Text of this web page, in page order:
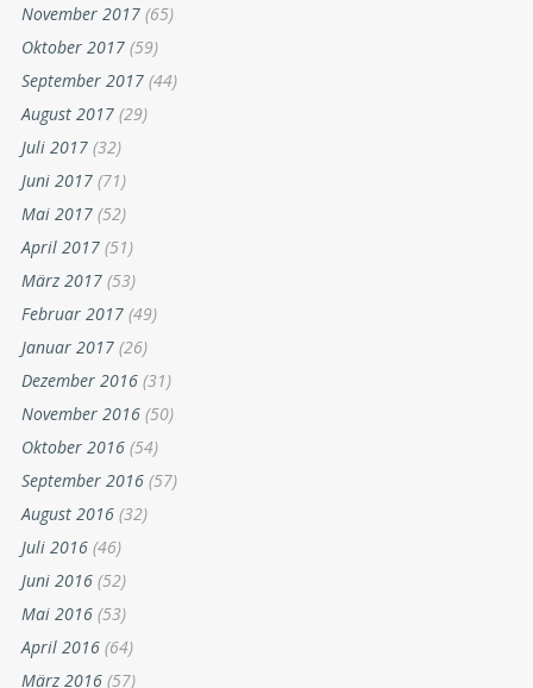
November 2017 (65)
Oktober 2017 (59)
September 2017 (44)
August 2017 (29)
Juli 2017 (32)
Juni 2017 (71)
Mai 2017 (52)
April 2017 (51)
März 2017 (53)
Februar 2017 (49)
Januar 2017 (26)
Dezember 2016 (31)
November 2016 (50)
Oktober 2016 (54)
September 2016 (57)
August 2016 (32)
Juli 2016 (46)
Juni 2016 (52)
Mai 2016 (53)
April 2016 (64)
März 2016 (57)